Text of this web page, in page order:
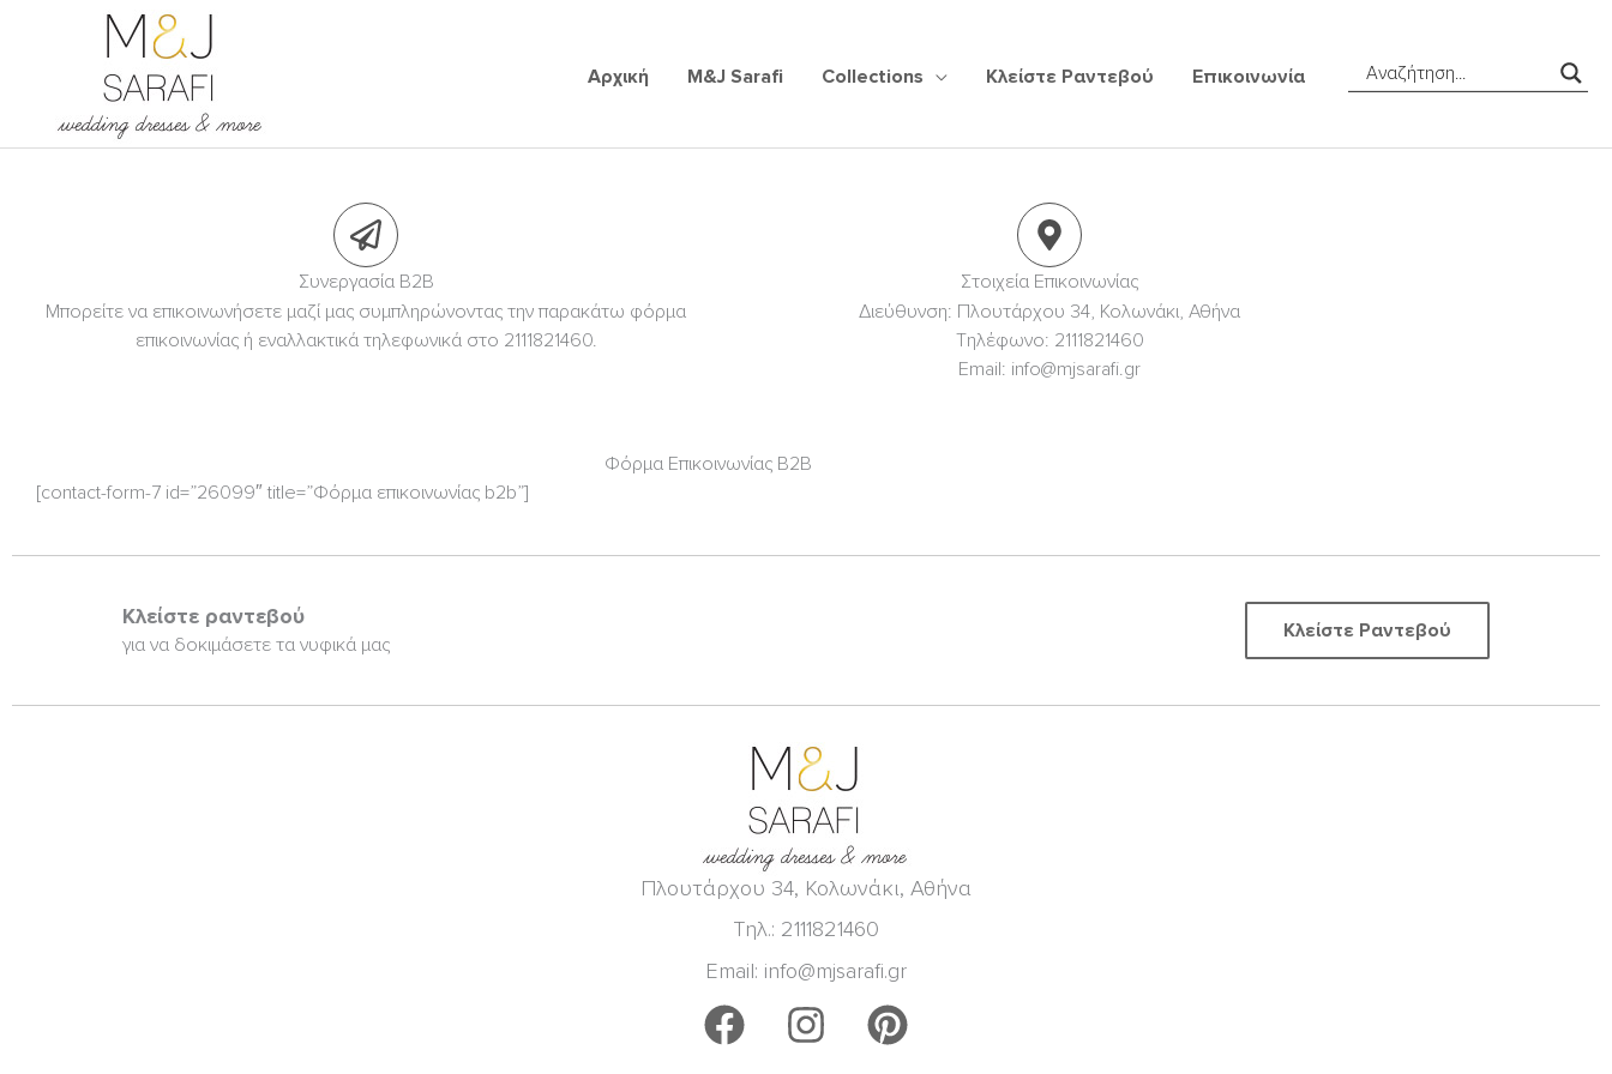
Αρχική M&J Sarafi Collections Κλείστε Ραντεβού Επικοινωνία
Συνεργασία B2B
Μπορείτε να επικοινωνήσετε μαζί μας συμπληρώνοντας την παρακάτω φόρμα
επικοινωνίας ή εναλλακτικά τηλεφωνικά στο 2111821460.
Στοιχεία Επικοινωνίας
Διεύθυνση: Πλουτάρχου 34, Κολωνάκι, Αθήνα
Τηλέφωνο: 2111821460
Email: info@mjsarafi.gr
Φόρμα Επικοινωνίας B2B
[contact-form-7 id=”26099″ title=”Φόρμα επικοινωνίας b2b”]
Κλείστε ραντεβού
για να δοκιμάσετε τα νυφικά μας
Κλείστε Ραντεβού
Πλουτάρχου 34, Κολωνάκι, Αθήνα
Τηλ.: 2111821460
Email: info@mjsarafi.gr
F
I
P